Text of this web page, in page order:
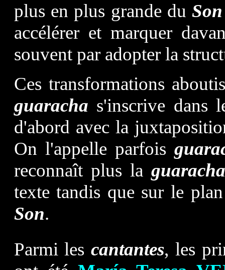
plus en plus grande duSon
accélérer et marquer
souvent par adopter la
Ces transformations
guaracha s'inscrive dans
d'abord avec la
On l'appelle parfois
reconnaît plus la guaracha
texte tandis que sur le
Son.
Parmi lescantantes, les